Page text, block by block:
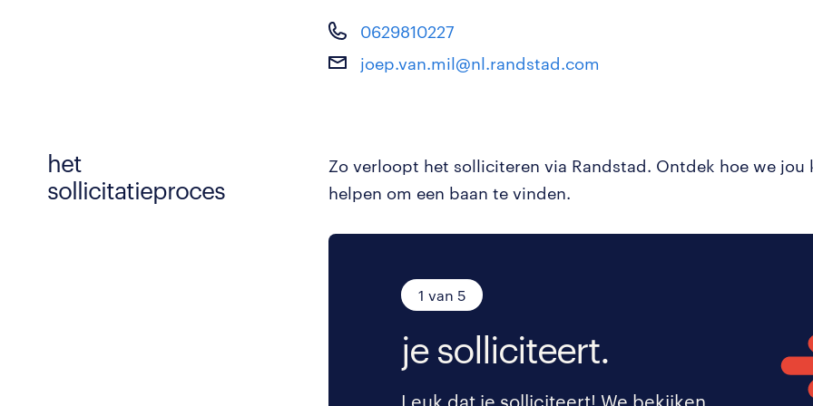
0629810227
joep.van.mil@nl.randstad.com
het
sollicitatieproces
Zo verloopt het solliciteren via Randstad. Ontdek hoe we jou
helpen om een baan te vinden.
1 van 5
je solliciteert.
Leuk dat je solliciteert! We bekijken